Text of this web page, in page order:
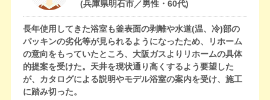
(兵庫県明石市／男性・60代)
長年使用してきた浴室も釜表面の剥離や水道(温、冷)部の
パッキンの劣化等が見られるようになったため、リホーム
の意向をもっていたところ、大阪ガスよりリホームの具体
的提案を受けた。天井を現状通り高くするよう要望した
が、カタログによる説明やモデル浴室の案内を受け、施工
に踏み切った。